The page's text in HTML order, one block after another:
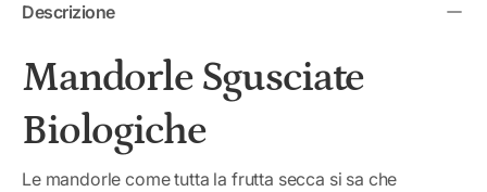
Descrizione
Mandorle Sgusciate
Biologiche
Le mandorle come tutta la frutta secca si sa che